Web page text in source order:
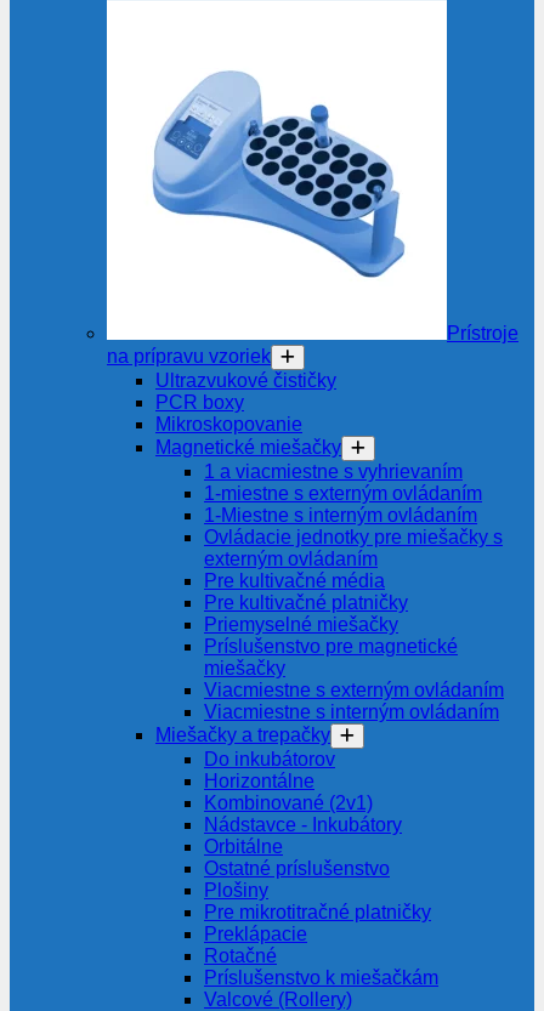
Prístroje
na prípravu vzoriek
Ultrazvukové čističky
PCR boxy
Mikroskopovanie
Magnetické miešačky
1 a viacmiestne s vyhrievaním
1-miestne s externým ovládaním
1-Miestne s interným ovládaním
Ovládacie jednotky pre miešačky s
externým ovládaním
Pre kultivačné média
Pre kultivačné platničky
Priemyselné miešačky
Príslušenstvo pre magnetické
miešačky
Viacmiestne s externým ovládaním
Viacmiestne s interným ovládaním
Miešačky a trepačky
Do inkubátorov
Horizontálne
Kombinované (2v1)
Nádstavce - Inkubátory
Orbitálne
Ostatné príslušenstvo
Plošiny
Pre mikrotitračné platničky
Preklápacie
Rotačné
Príslušenstvo k miešačkám
Valcové (Rollery)